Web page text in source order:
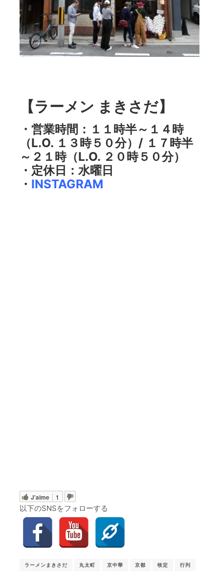
【ラーメン まきさだ】
・営業時間：１１時半～１４時
（L.O. １３時５０分）/ １７時半
～２１時（L.O. ２０時５０分）
・定休日：水曜日
・ INSTAGRAM
J'aime 1
以下のSNSをフォローする
ラーメンまきさだ 丸太町 京中華 京都 牧定 行列